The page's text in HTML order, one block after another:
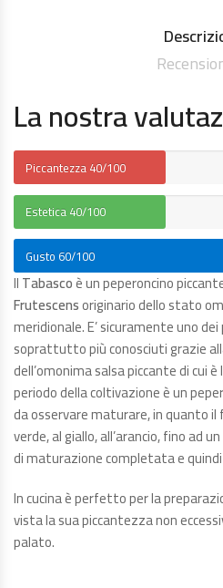
La nostra
Piccantezza40/100
Estetica40/100
Gusto 60/100
IlTabascoè un peperoncino
Frutescensoriginario dello stato
meridionale. E’ sicuramente uno
soprattutto più conosciuti grazie
dell’omonima salsa piccante di cui
periodo della coltivazione è un
da osservare maturare, in quanto
verde, al giallo, all’arancio, fino ad
di maturazione completata e
In cucina è perfetto per la
vista la sua piccantezza non
palato.